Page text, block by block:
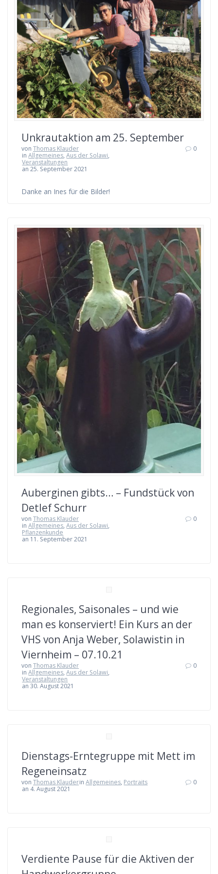
Unkrautaktion am 25. September
von Thomas Klauder
inAllgemeines,Aus der Solawi,
Veranstaltungen
an 25. September 2021
0
Danke an Ines für die Bilder!
Auberginen gibts… – Fundstück von
Detlef Schurr
von Thomas Klauder
inAllgemeines,Aus der Solawi,
Pflanzenkunde
an 11. September 2021
0
Regionales, Saisonales – und wie
man es konserviert! Ein Kurs an der
VHS von Anja Weber, Solawistin in
Viernheim – 07.10.21
von Thomas Klauder
inAllgemeines,Aus der Solawi,
Veranstaltungen
an 30. August 2021
0
Dienstags-Erntegruppe mit Mett im
Regeneinsatz
von Thomas KlauderinAllgemeines, Portraits
an 4. August 2021
0
Verdiente Pause für die Aktiven der